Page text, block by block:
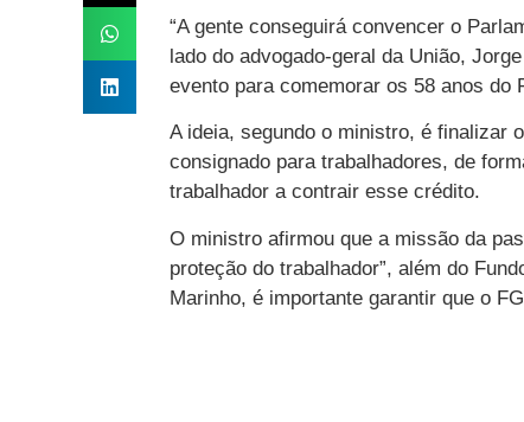
“A gente conseguirá convencer o
lado do advogado-geral da União,
evento para comemorar os 58 anos do
A ideia, segundo o ministro, é finalizar
consignado para trabalhadores, de
trabalhador a contrair esse crédito.
O ministro afirmou que a missão da
proteção do trabalhador”, além do
Marinho, é importante garantir que o